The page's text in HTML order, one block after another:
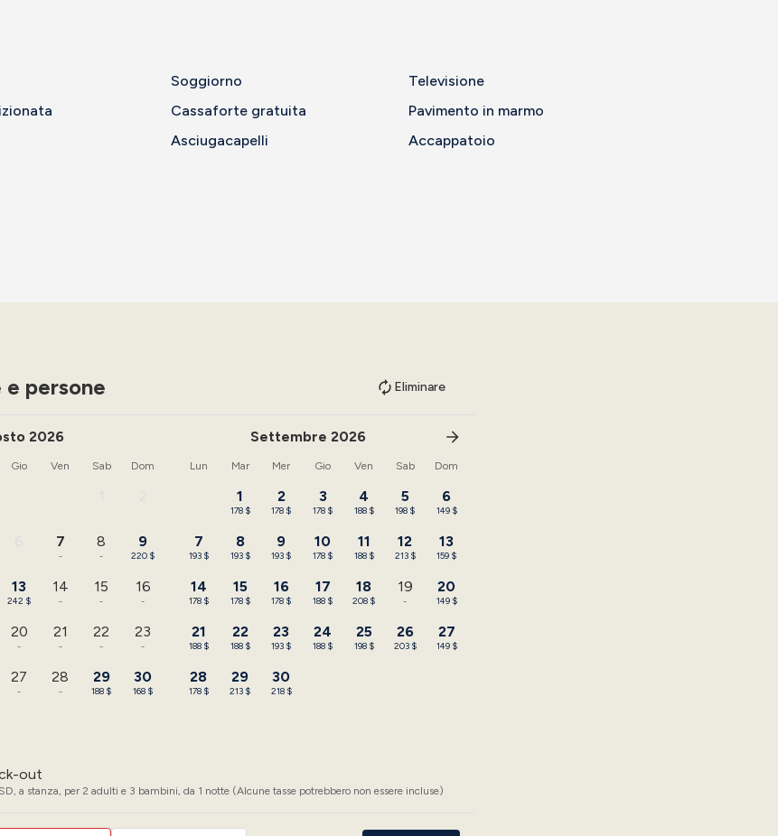
Soggiorno
Televisione
Cassaforte gratuita
Pavimento in marmo
Asciugacapelli
Accappatoio
persone Eliminare
2026
Gio Ven Sab Dom
7
-
8
-
9
220 $
13
242 $
14
-
15
-
16
-
20
-
21
-
22
-
23
-
27
-
28
-
29
188 $
30
168 $
Settembre 2026
Lun Mar Mer Gio Ven Sab Dom
1
178 $
2
178 $
3
178 $
4
188 $
5
198 $
6
149 $
7
193 $
8
193 $
9
193 $
10
178 $
11
188 $
12
213 $
13
159 $
14
178 $
15
178 $
16
178 $
17
188 $
18
208 $
19
-
20
149 $
21
188 $
22
188 $
23
193 $
24
188 $
25
198 $
26
203 $
27
149 $
28
178 $
29
213 $
30
218 $
out
a stanza, per 2 adulti e 3 bambini, da 1 notte (Alcune tasse potrebbero non essere incluse)